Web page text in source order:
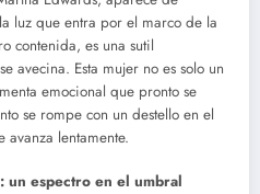
luz que entra por el marco de la
contenida, es una sutil
avecina. Esta mujer no es solo un
emocional que pronto se
se rompe con un destello en el
lentamente.
un espectro en el umbral